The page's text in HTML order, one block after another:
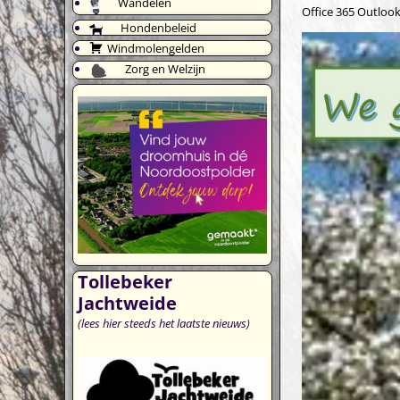
Office 365
Hondenbeleid
Windmolengelden
Zorg en Welzijn
Tollebeker
Jachtweide
(lees hier steeds het laatste nieuws)